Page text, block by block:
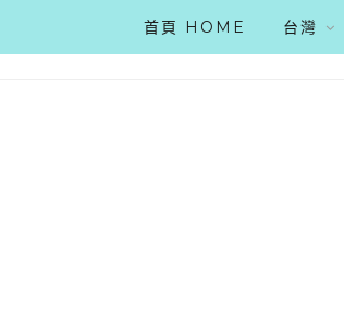
首頁 HOME 台灣